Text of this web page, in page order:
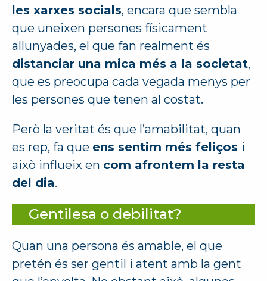
les xarxes socials, encara que sembla
que uneixen persones físicament
allunyades, el que fan realment és
distanciar una mica més a la societat,
que es preocupa cada vegada menys per
les persones que tenen al costat.
Però la veritat és que l’amabilitat, quan
es rep, fa que ens sentim més feliços i
això influeix en com afrontem la resta
del dia.
Gentilesa o debilitat?
Quan una persona és amable, el que
pretén és ser gentil i atent amb la gent